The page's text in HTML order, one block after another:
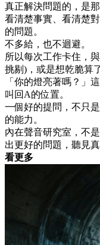
真正解決問題的，是
看清楚事實、看清楚
的問題。
不多給，也不迴避。
所以每次工作卡住，
挑剔)，或是想乾脆算
「你的燈亮著嗎？」
叫回A的位置。
一個好的提問，不只
的能力。
內在聲音研究室，不
出更好的問題，聽見
看更多